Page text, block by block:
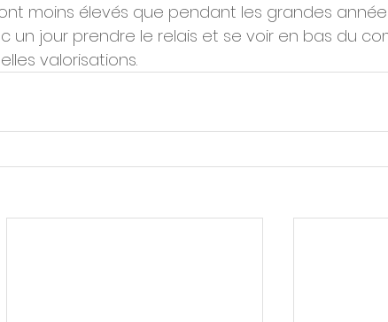
moins élevés que pendant les grandes
un jour prendre le relais et se voir en bas du
valorisations.